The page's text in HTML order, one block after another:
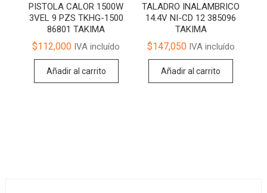
PISTOLA CALOR 1500W
3VEL 9 PZS TKHG-1500
86801 TAKIMA
$112,000 IVA incluído
Añadir al carrito
TALADRO INALAMBRICO
14.4V NI-CD 12 385096
TAKIMA
$147,050IVA incluído
Añadir al carrito